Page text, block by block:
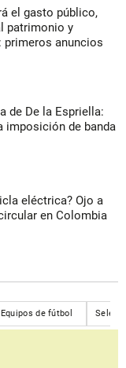
el gasto público,
patrimonio y
primeros anuncios
de De la Espriella:
imposición de banda
eléctrica? Ojo a
en Colombia
Equipos de fútbol